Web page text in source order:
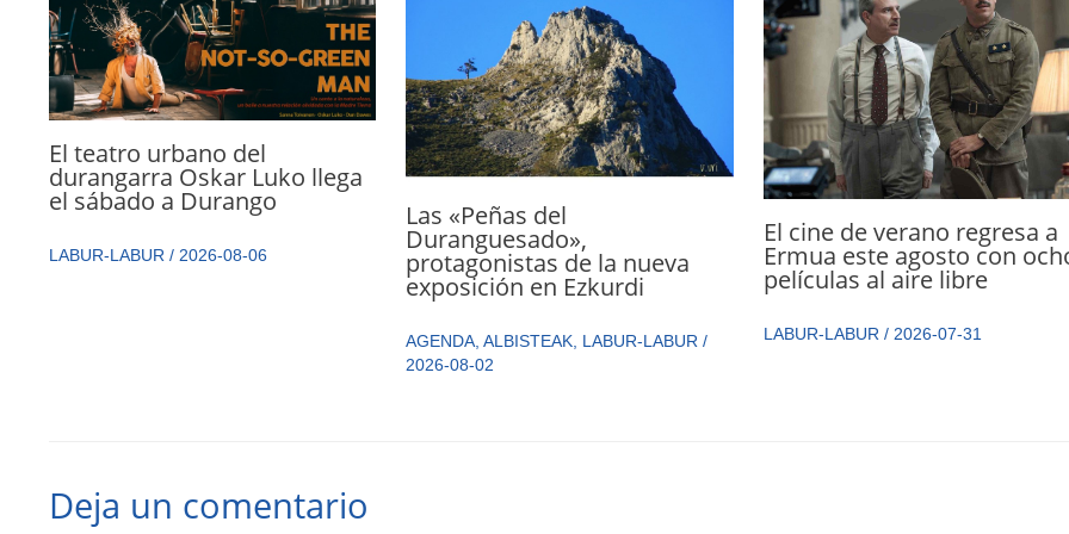
El teatro urbano del
durangarra Oskar Luko llega
el sábado a Durango
LABUR-LABUR / 2026-08-06
Las «Peñas del
Duranguesado»,
protagonistas de la nueva
exposición en Ezkurdi
AGENDA ,ALBISTEAK LABUR-LABUR /
2026-08-02
El cine de verano regresa a
Ermua este agosto con
películas al aire libre
LABUR-LABUR / 2026-07-31
Deja un comentario